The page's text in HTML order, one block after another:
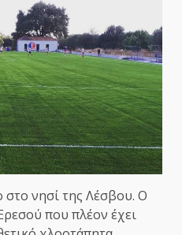
στο νησί της Λέσβου. Ο
που πλέον έχει